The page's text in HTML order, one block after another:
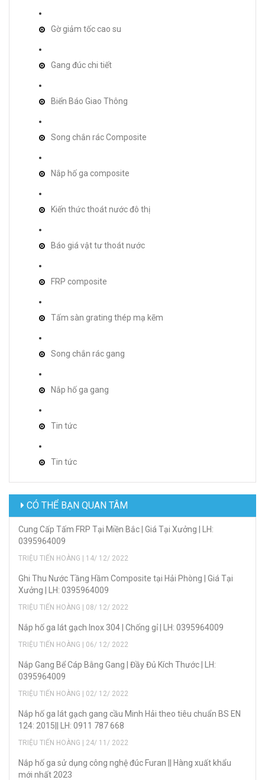
Gờ giảm tốc cao su
Gang đúc chi tiết
Biển Báo Giao Thông
Song chắn rác Composite
Nắp hố ga composite
Kiến thức thoát nước đô thị
Báo giá vật tư thoát nước
FRP composite
Tấm sàn grating thép mạ kẽm
Song chắn rác gang
Nắp hố ga gang
Tin tức
Tin tức
CÓ THỂ BẠN QUAN TÂM
Cung Cấp Tấm FRP Tại Miền Bắc | Giá Tại Xưởng | LH:
0395964009
TRIỆU TIẾN HOÀNG | 14/ 12/ 2022
Ghi Thu Nước Tầng Hầm Composite tại Hải Phòng | Giá Tại
Xưởng | LH: 0395964009
TRIỆU TIẾN HOÀNG | 08/ 12/ 2022
Nắp hố ga lát gạch Inox 304 | Chống gỉ | LH: 0395964009
TRIỆU TIẾN HOÀNG | 06/ 12/ 2022
Nắp Gang Bể Cáp Bằng Gang | Đầy Đủ Kích Thước | LH:
0395964009
TRIỆU TIẾN HOÀNG | 02/ 12/ 2022
Nắp hố ga lát gạch gang cầu Minh Hải theo tiêu chuẩn BS EN
124: 2015|| LH: 0911 787 668
TRIỆU TIẾN HOÀNG | 24/ 11/ 2022
Nắp hố ga sử dụng công nghệ đúc Furan || Hàng xuất khẩu
mới nhất 2023